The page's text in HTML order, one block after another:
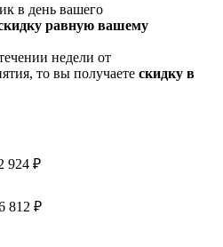
в день вашего
равную вашему
недели от
то вы получаете скидку в
924 ₽
812 ₽